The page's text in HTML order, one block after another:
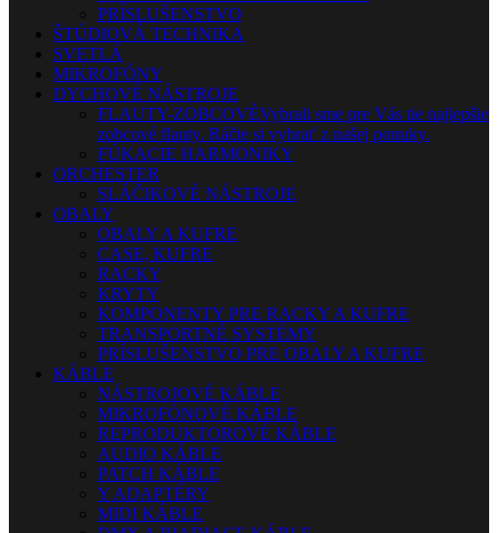
PRÍSLUŠENSTVO
ŠTÚDIOVÁ TECHNIKA
SVETLÁ
MIKROFÓNY
DYCHOVÉ NÁSTROJE
FLAUTY-ZOBCOVÉVybrali sme pre Vás tie najlepšie
zobcové flauty. Ráčte si vybrať z našej ponuky.
FÚKACIE HARMONIKY
ORCHESTER
SLÁČIKOVÉ NÁSTROJE
OBALY
OBALY A KUFRE
CASE, KUFRE
RACKY
KRYTY
KOMPONENTY PRE RACKY A KUFRE
TRANSPORTNÉ SYSTÉMY
PRÍSLUŠENSTVO PRE OBALY A KUFRE
KÁBLE
NÁSTROJOVÉ KÁBLE
MIKROFÓNOVÉ KÁBLE
REPRODUKTOROVÉ KÁBLE
AUDIO KÁBLE
PATCH KÁBLE
Y ADAPTÉRY
MIDI KÁBLE